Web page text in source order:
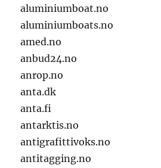
aluminiumboat.no
aluminiumboats.no
amed.no
anbud24.no
anrop.no
anta.dk
anta.fi
antarktis.no
antigrafittivoks.no
antitagging.no